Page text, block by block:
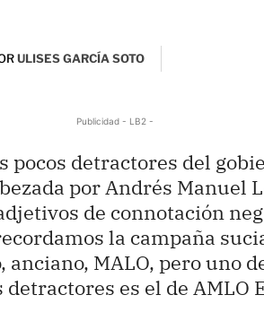
ULISES GARCÍA SOTO
Publicidad - LB2 -
pocos detractores del
por Andrés Manuel
de connotación
la campaña
anciano, MALO, pero uno
es el de AMLO